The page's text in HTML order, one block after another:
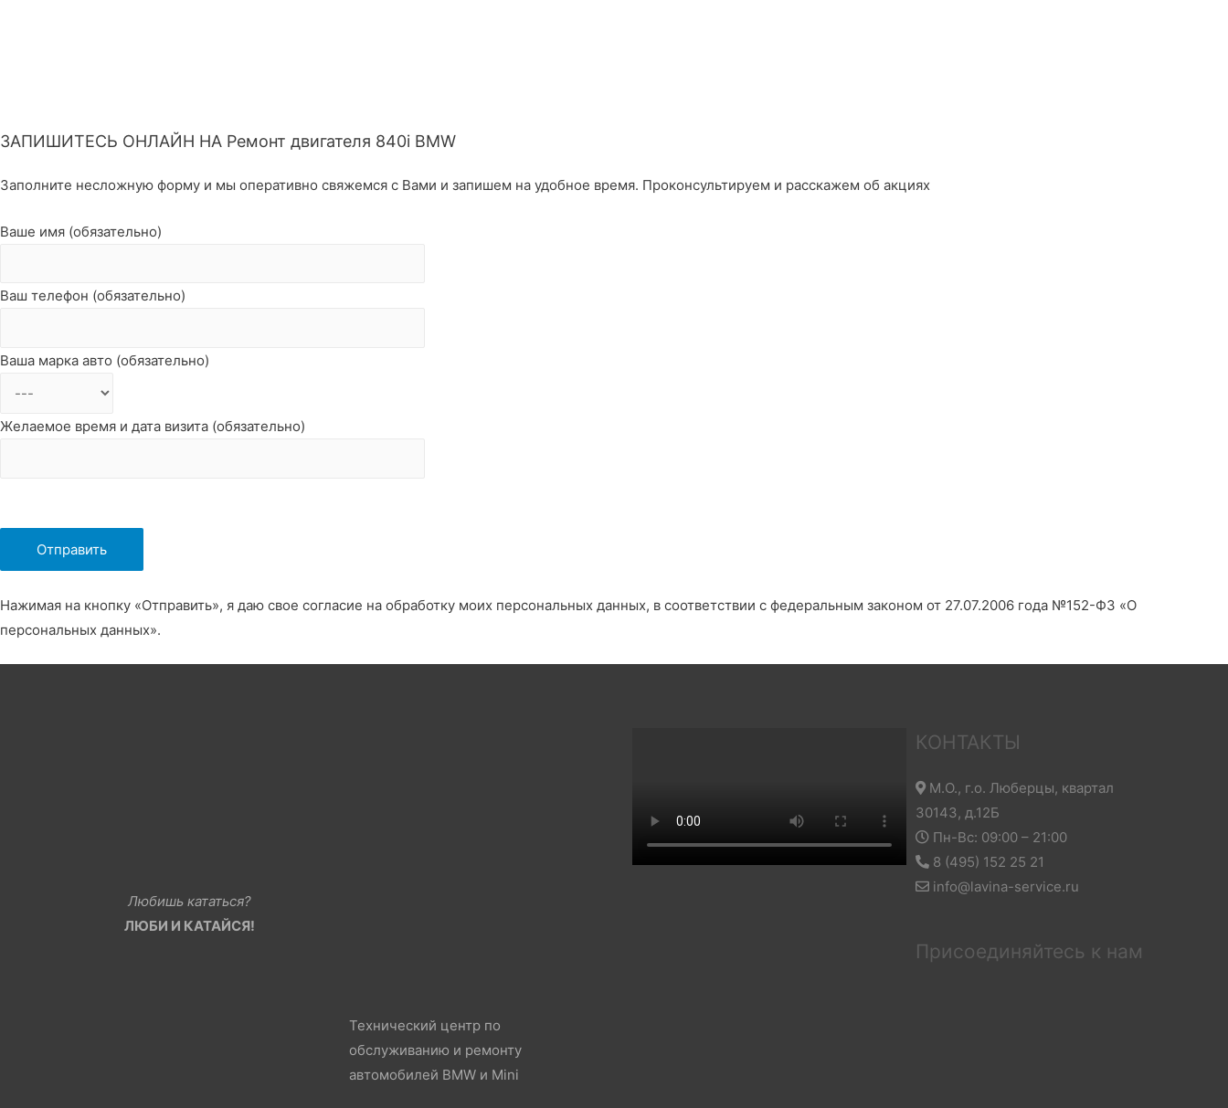
ЗАПИШИТЕСЬ ОНЛАЙН НА Ремонт двигателя 840i BMW
Заполните несложную форму и мы оперативно свяжемся с Вами и запишем на удобное время. Проконсультируем и расскажем об акциях
Ваше имя (обязательно)
Ваш телефон (обязательно)
Ваша марка авто (обязательно)
Желаемое время и дата визита (обязательно)
Нажимая на кнопку «Отправить», я даю свое согласие на обработку моих персональных данных, в соответствии с федеральным законом от 27.07.2006 года №152-Ф3 «О
персональных данных».
Любишь кататься?
ЛЮБИ И КАТАЙСЯ!
Технический центр по
обслуживанию и ремонту
автомобилей BMW и Mini
КОНТАКТЫ
М.О., г.о. Люберцы, квартал
30143, д.12Б
Пн-Вс: 09:00 – 21:00
8 (495) 152 25 21
info@lavina-service.ru
Присоединяйтесь к нам